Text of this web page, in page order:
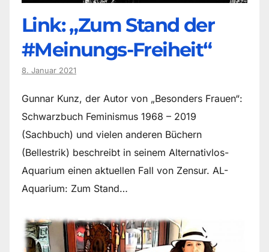
Link: „Zum Stand der
#Meinungs-Freiheit“
8. Januar 2021
Gunnar Kunz, der Autor von „Besonders Frauen“:
Schwarzbuch Feminismus 1968 – 2019
(Sachbuch) und vielen anderen Büchern
(Bellestrik) beschreibt in seinem Alternativlos-
Aquarium einen aktuellen Fall von Zensur. AL-
Aquarium: Zum Stand…